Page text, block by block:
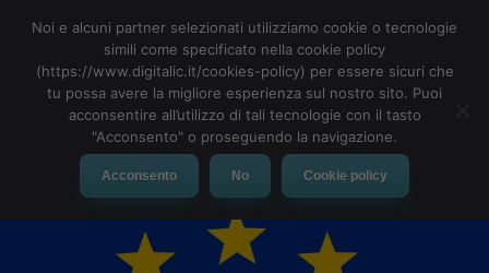
MENU
Noi e alcuni partner selezionati utilizziamo cookie o tecnologie
simili come specificato nella cookie policy
(https://www.digitalic.it/cookies-policy) per essere sicuri che
tu possa avere la migliore esperienza sul nostro sito. Puoi
acconsentire all’utilizzo di tali tecnologie con il tasto
"Acconsento" o proseguendo la navigazione.
Acconsento No Cookie policy